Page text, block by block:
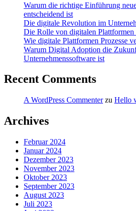
Warum die richtige Einführung
entscheidend ist
Die digitale Revolution im
Die Rolle von digitalen
Wie digitale Plattformen Prozesse
Warum Digital Adoption die
Unternehmenssoftware ist
Recent Comments
A WordPress Commenterzu Hello
Archives
Februar 2024
Januar 2024
Dezember 2023
November 2023
Oktober 2023
September 2023
August 2023
Juli 2023